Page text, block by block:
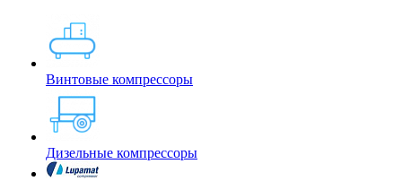
Винтовые компрессоры
Дизельные компрессоры